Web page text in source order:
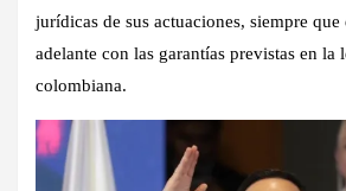
jurídicas de sus actuaciones, siempre que
adelante con las garantías previstas en la
colombiana.